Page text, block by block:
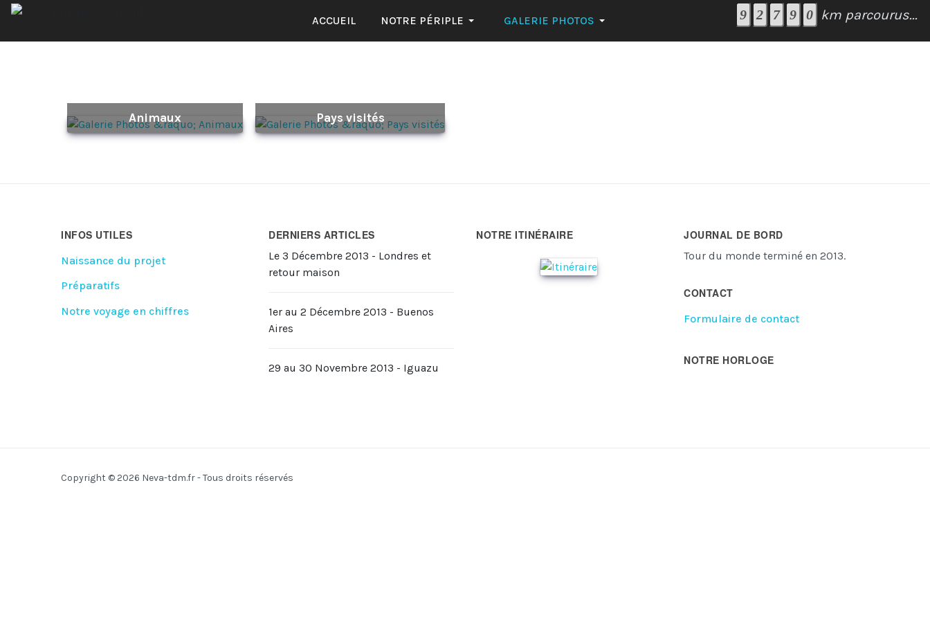
km parcourus...
ACCUEIL NOTRE PÉRIPLE GALERIE PHOTOS
Animaux Pays visités
INFOS UTILES
Naissance du projet
Préparatifs
Notre voyage en chiffres
DERNIERS ARTICLES
Le 3 Décembre 2013 - Londres et
retour maison
1er au 2 Décembre 2013 - Buenos
Aires
29 au 30 Novembre 2013 - Iguazu
NOTRE ITINÉRAIRE JOURNAL DE BORD
Tour du monde terminé en 2013.
CONTACT
Formulaire de contact
NOTRE HORLOGE
Copyright © 2026 Neva-tdm.fr - Tous droits réservés